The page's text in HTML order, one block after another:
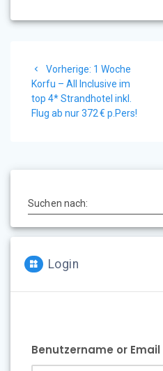
Vorherige: Vorheriger
Beitrag:
1 Woche
Korfu – All Inclusive im
top 4* Strandhotel inkl.
Flug ab nur 372 € p.Pers!
Suchen nach:
Login
Benutzername or Email